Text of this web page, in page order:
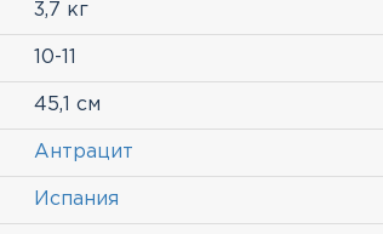
3,7 кг
10-11
45,1 см
Антрацит
Испания